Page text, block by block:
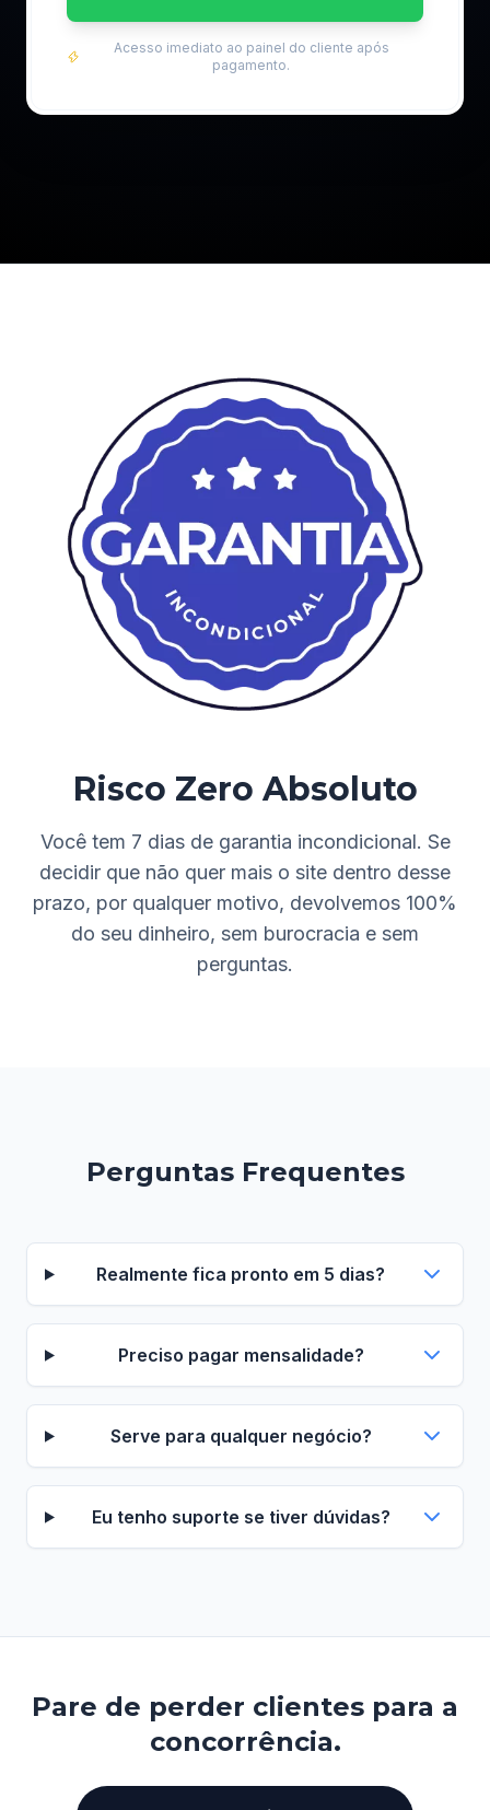
Acesso imediato ao painel do cliente após
pagamento.
Risco Zero Absoluto
Você tem 7 dias de garantia incondicional. Se
decidir que não quer mais o site dentro desse
prazo, por qualquer motivo, devolvemos 100%
do seu dinheiro, sem burocracia e sem
perguntas.
Perguntas Frequentes
Realmente fica pronto em 5 dias?
Preciso pagar mensalidade?
Serve para qualquer negócio?
Eu tenho suporte se tiver dúvidas?
Pare de perder clientes para a
concorrência.